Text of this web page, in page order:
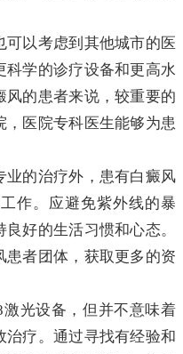
以考虑到其他城市的医
科学的诊疗设备和更高水
的患者来说，较重要的
，医院专科医生能够为患
的治疗外，患有白癜风
作。应避免紫外线的暴
好的生活习惯和心态。
患者团体，获取更多的资
光设备，但并不意味着
疗。通过寻找有经验和